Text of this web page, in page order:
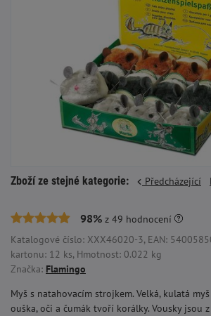
Zboží ze stejné kategorie: Předcházející
98% z 49 hodnocení
Katalogové číslo: XXX46020-3, EAN:
kartonu: 12 ks, Hmotnost: 0.022 kg
Značka: Flamingo
Myš s natahovacím strojkem. Velká, kulatá
ouška, oči a čumák tvoří korálky. Vousky jsou